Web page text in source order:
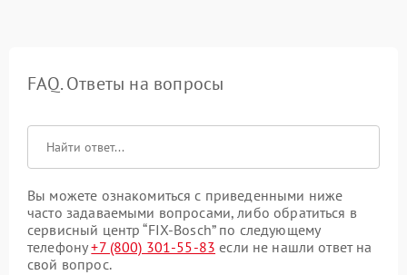
FAQ. Ответы на вопросы
Вы можете ознакомиться с приведенными ниже
часто задаваемыми вопросами, либо обратиться в
сервисный центр “FIX-Bosch” по следующему
телефону+7 (800) 301-55-83 если не нашли ответ на
свой вопрос.